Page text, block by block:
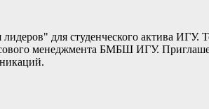
для студенческого актива
менеджмента БМБШ ИГУ.